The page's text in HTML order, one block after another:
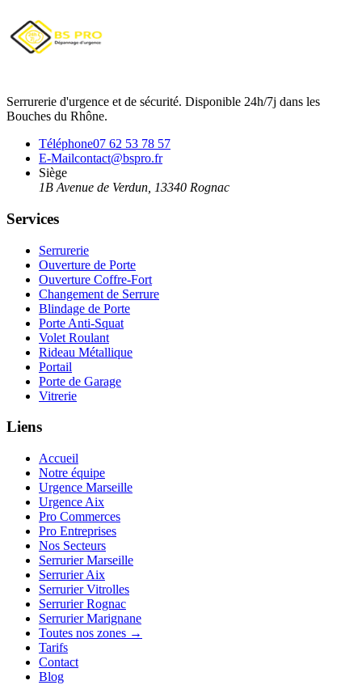
Serrurerie d'urgence et de sécurité. Disponible 24h/7j dans les
Bouches du Rhône.
Téléphone07 62 53 78 57
E-Mailcontact@bspro.fr
Siège
1B Avenue de Verdun 13340 Rognac
Services
Serrurerie
Ouverture de Porte
Ouverture Coffre-Fort
Changement de Serrure
Blindage de Porte
Porte Anti-Squat
Volet Roulant
Rideau Métallique
Portail
Porte de Garage
Vitrerie
Liens
Accueil
Notre équipe
Urgence Marseille
Urgence Aix
Pro Commerces
Pro Entreprises
Nos Secteurs
Serrurier Marseille
Serrurier Aix
Serrurier Vitrolles
Serrurier Rognac
Serrurier Marignane
Toutes nos zones →
Tarifs
Contact
Blog